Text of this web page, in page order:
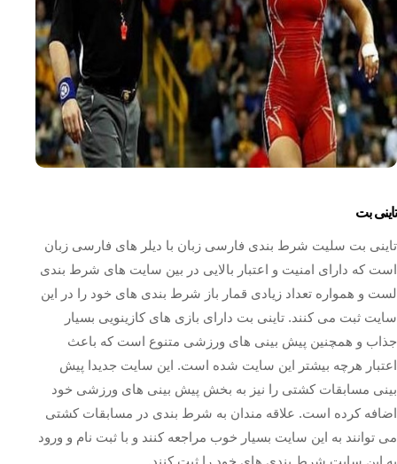
تاینی بت
تاینی بت سلیت شرط بندی فارسی زبان با دیلر های فارسی زبان
است که دارای امنیت و اعتبار بالایی در بین سایت های شرط بندی
لست و همواره تعداد زیادی قمار باز شرط بندی های خود را در این
سایت ثبت می کنند. تاینی بت دارای بازی های کازینویی بسیار
جذاب و همچنین پیش بینی های ورزشی متنوع است که باعث
اعتبار هرچه بیشتر این سایت شده است. این سایت جدیدا پیش
بینی مسابقات کشتی را نیز به بخش پیش بینی های ورزشی خود
اضافه کرده است. علاقه مندان به شرط بندی در مسابقات کشتی
می توانند به این سایت بسیار خوب مراجعه کنند و با ثبت نام و ورود